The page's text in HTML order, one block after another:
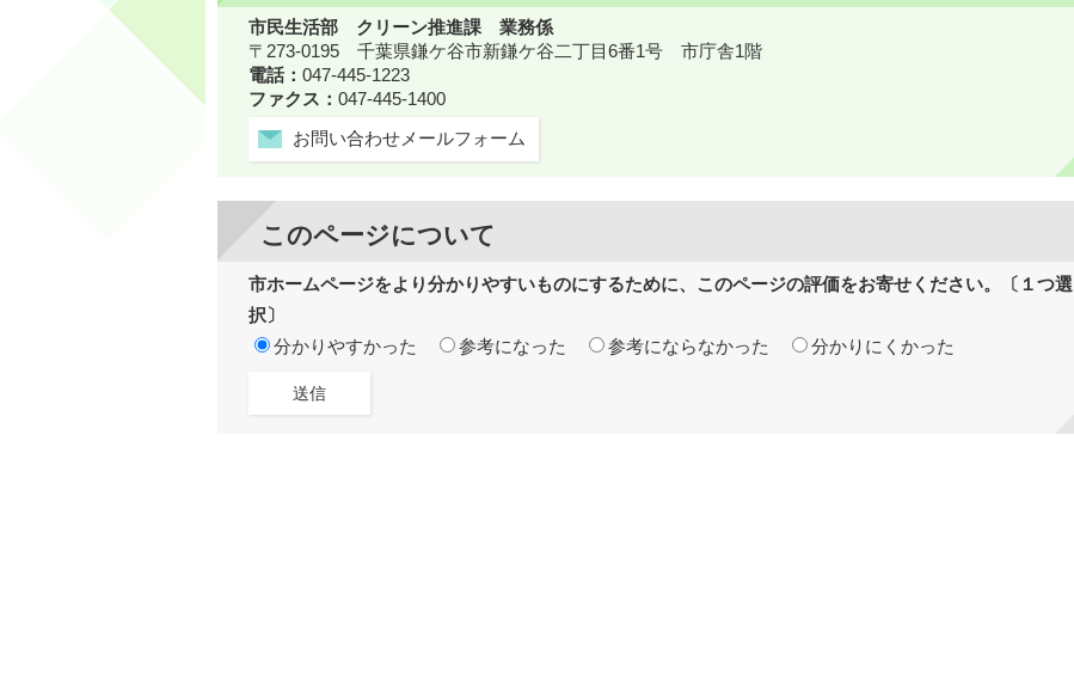
市民生活部 クリーン推進課 業務係
〒273-0195 千葉県鎌ケ谷市新鎌ケ谷二丁目6番1号 市庁舎1階
電話： 047-445-1223
ファクス： 047-445-1400
お問い合わせメールフォーム
このページについて
市ホームページをより分かりやすいものにするために、このページの評価をお寄せください。〔１つ選
択〕
分かりやすかった
参考になった 参考にならなかった 分かりにくかった